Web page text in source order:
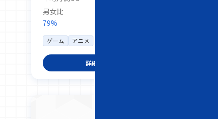
ースのみならず、これからリリースされ
る注目タイトルのレビュー、攻略記事、
ントや発表会のレポート、独自の人気投
生放送配信など、さまざまなコンテンツ
を通じて「そのタイトルが持つ魅力を深
男女比
79%
ゲーム アニメ
詳細を見る